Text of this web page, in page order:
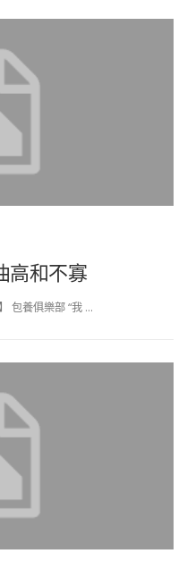
高和不寡
包養俱樂部 “我 …